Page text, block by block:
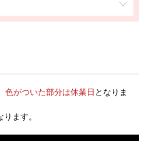
色がついた部分は休業日 となりま
ます。